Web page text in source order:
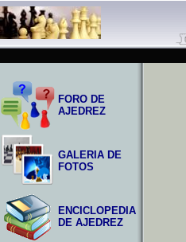
FORO DE
AJEDREZ
GALERIA DE
FOTOS
ENCICLOPEDIA
DE AJEDREZ